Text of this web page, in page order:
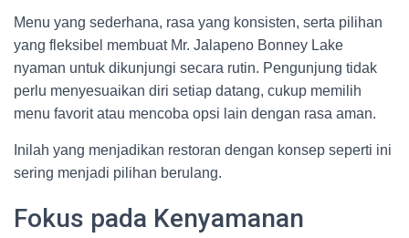
Menu yang sederhana, rasa yang konsisten, serta pilihan
yang fleksibel membuat Mr. Jalapeno Bonney Lake
nyaman untuk dikunjungi secara rutin. Pengunjung tidak
perlu menyesuaikan diri setiap datang, cukup memilih
menu favorit atau mencoba opsi lain dengan rasa aman.
Inilah yang menjadikan restoran dengan konsep seperti ini
sering menjadi pilihan berulang.
Fokus pada Kenyamanan